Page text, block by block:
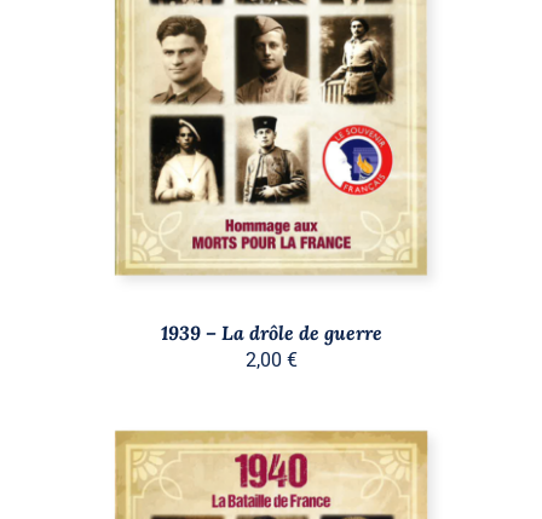
AJOUTER AU PANIER
/
DÉTAILS
1939 – La drôle de guerre
2,00 €